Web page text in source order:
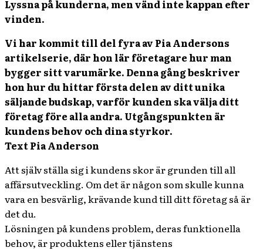
Lyssna på kunderna, men vänd inte kappan efter
vinden.
Vi har kommit till del fyra av Pia Andersons
artikelserie, där hon lär företagare hur man
bygger sitt varumärke. Denna gång beskriver
hon hur du hittar första delen av ditt unika
säljande budskap, varför kunden ska välja ditt
företag före alla andra. Utgångspunkten är
kundens behov och dina styrkor.
Text Pia Anderson
Att själv ställa sig i kundens skor är grunden till all
affärsutveckling. Om det är någon som skulle kunna
vara en besvärlig, krävande kund till ditt företag så är
det du.
Lösningen på kundens problem, deras funktionella
behov, är produktens eller tjänstens